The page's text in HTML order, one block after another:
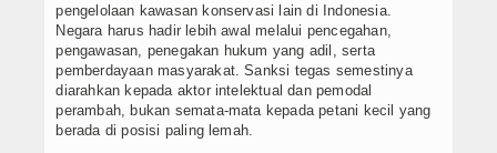
pengelolaan kawasan konservasi lain di Indonesia.
Negara harus hadir lebih awal melalui pencegahan,
pengawasan, penegakan hukum yang adil, serta
pemberdayaan masyarakat. Sanksi tegas semestinya
diarahkan kepada aktor intelektual dan pemodal
perambah, bukan semata-mata kepada petani kecil yang
berada di posisi paling lemah.